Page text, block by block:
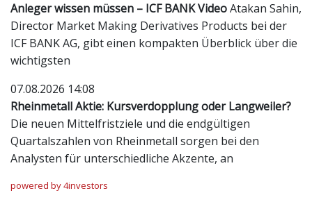
Anleger wissen müssen – ICF BANK VideoAtakan Sahin,
Director Market Making Derivatives Products bei der
ICF BANK AG, gibt einen kompakten Überblick über die
wichtigsten
07.08.2026 14:08
Rheinmetall Aktie: Kursverdopplung oder Langweiler?
Die neuen Mittelfristziele und die endgültigen
Quartalszahlen von Rheinmetall sorgen bei den
Analysten für unterschiedliche Akzente, an
powered by 4investors